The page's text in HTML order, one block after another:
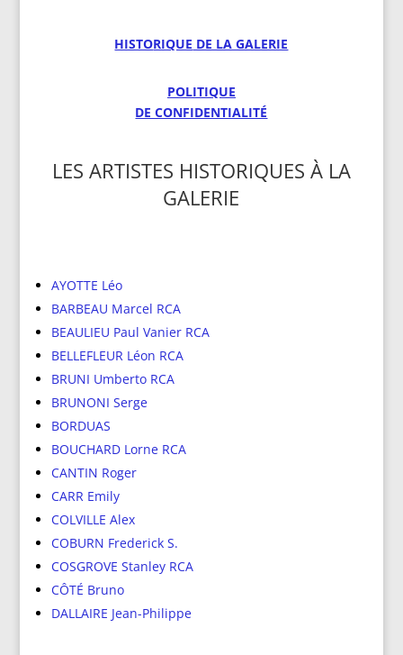
HISTORIQUE DE LA GALERIE
POLITIQUE
DE CONFIDENTIALITÉ
LES ARTISTES HISTORIQUES À LA
GALERIE
AYOTTE Léo
BARBEAU Marcel RCA
BEAULIEU Paul Vanier RCA
BELLEFLEUR Léon RCA
BRUNI Umberto RCA
BRUNONI Serge
BORDUAS
BOUCHARD Lorne RCA
CANTIN Roger
CARR Emily
COLVILLE Alex
COBURN Frederick S.
COSGROVE Stanley RCA
CÔTÉ Bruno
DALLAIRE Jean-Philippe